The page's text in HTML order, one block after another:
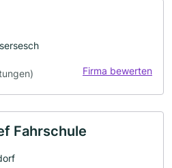
Firma bewerten
Fahrschule